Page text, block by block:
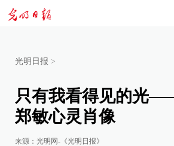
光明日报 >
只有我看得见的光
郑敏心灵肖像
来源： 光明网-《光明日报》